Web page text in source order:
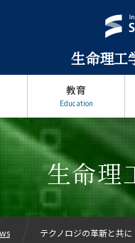
生命理工
教育
Education
生命理
テクノロジの革新と共